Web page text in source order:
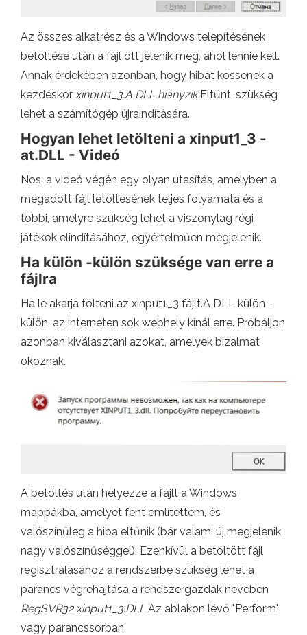
Az összes alkatrész és a Windows telepítésének
betöltése után a fájl ott jelenik meg, ahol lennie kell.
Annak érdekében azonban, hogy hibát kössenek a
kezdéskor xinput1_3.A DLL hiányzikEltűnt, szükség
lehet a számítógép újraindítására.
Hogyan lehet letölteni a xinput1_3 -
at.DLL - Videó
Nos, a videó végén egy olyan utasítás, amelyben a
megadott fájl letöltésének teljes folyamata és a
többi, amelyre szükség lehet a viszonylag régi
játékok elindításához, egyértelműen megjelenik.
Ha külön -külön szüksége van erre a
fájlra
Ha le akarja tölteni az xinput1_3 fájlt.A DLL külön -
külön, az interneten sok webhely kínál erre. Próbáljon
azonban kiválasztani azokat, amelyek bizalmat
okoznak.
A betöltés után helyezze a fájlt a Windows
mappákba, amelyet fent említettem, és
valószínűleg a hiba eltűnik (bár valami új megjelenik
nagy valószínűséggel). Ezenkívül a betöltött fájl
regisztrálásához a rendszerbe szükség lehet a
parancs végrehajtása a rendszergazdak nevében
RegSVR32 xinput1_3.DLL Az ablakon lévő "Perform"
vagy parancssorban.